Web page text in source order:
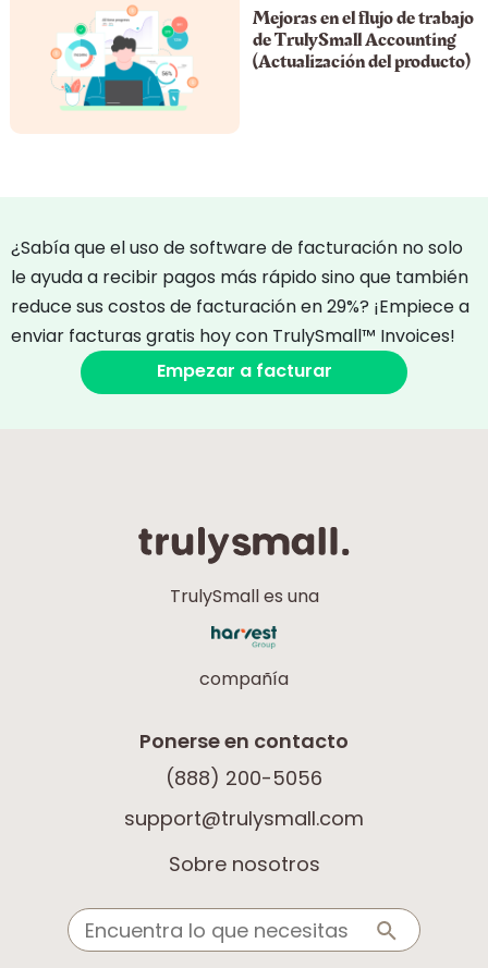
Mejoras en el flujo de trabajo
de TrulySmall Accounting
(Actualización del producto)
¿Sabía que el uso de software de facturación no solo
le ayuda a recibir pagos más rápido sino que también
reduce sus costos de facturación en 29%? ¡Empiece a
enviar facturas gratis hoy con TrulySmall™ Invoices!
Empezar a facturar
TrulySmall es una
compañía
Ponerse en contacto
(888) 200-5056
support@trulysmall.com
Sobre nosotros